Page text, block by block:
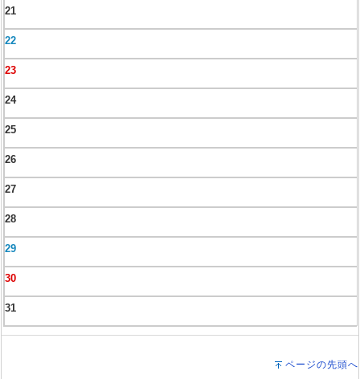
21
22
23
24
25
26
27
28
29
30
31
ページの先頭へ